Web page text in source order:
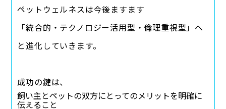
ペットウェルネスは今後ますます
「統合的・テクノロジー活用型・倫理重視型」へ
と進化していきます。
成功の鍵は、
飼い主とペットの双方にとってのメリットを明確に
伝えること